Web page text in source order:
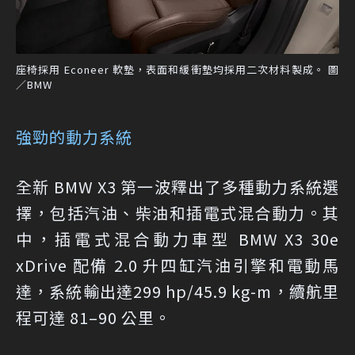
座椅採用 Econeer 軟墊，表面和緩衝墊均採用二次材料製成。 圖
／BMW
強勁的動力系統
全新 BMW X3 第一波釋出了多種動力系統選
擇，包括汽油、柴油和插電式混合動力。其
中，插電式混合動力車型 BMW X3 30e
xDrive 配備 2.0 升四缸汽油引擎和電動馬
達，系統輸出達299 hp/45.9 kg-m，續航里
程可達 81–90 公里。